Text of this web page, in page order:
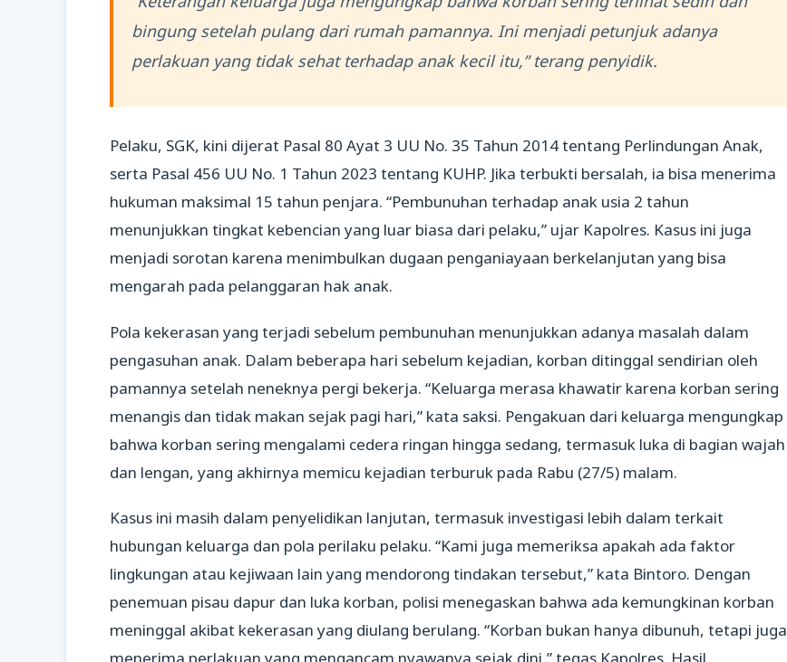
bingung setelah pulang dari rumah pamannya. Ini menjadi petunjuk adanya
perlakuan yang tidak sehat terhadap anak kecil itu,” terang penyidik.
Pelaku, SGK, kini dijerat Pasal 80 Ayat 3 UU No. 35 Tahun 2014 tentang Perlindungan Anak,
serta Pasal 456 UU No. 1 Tahun 2023 tentang KUHP. Jika terbukti bersalah, ia bisa menerima
hukuman maksimal 15 tahun penjara. “Pembunuhan terhadap anak usia 2 tahun
menunjukkan tingkat kebencian yang luar biasa dari pelaku,” ujar Kapolres. Kasus ini juga
menjadi sorotan karena menimbulkan dugaan penganiayaan berkelanjutan yang bisa
mengarah pada pelanggaran hak anak.
Pola kekerasan yang terjadi sebelum pembunuhan menunjukkan adanya masalah dalam
pengasuhan anak. Dalam beberapa hari sebelum kejadian, korban ditinggal sendirian oleh
pamannya setelah neneknya pergi bekerja. “Keluarga merasa khawatir karena korban sering
menangis dan tidak makan sejak pagi hari,” kata saksi. Pengakuan dari keluarga mengungkap
bahwa korban sering mengalami cedera ringan hingga sedang, termasuk luka di bagian wajah
dan lengan, yang akhirnya memicu kejadian terburuk pada Rabu (27/5) malam.
Kasus ini masih dalam penyelidikan lanjutan, termasuk investigasi lebih dalam terkait
hubungan keluarga dan pola perilaku pelaku. “Kami juga memeriksa apakah ada faktor
lingkungan atau kejiwaan lain yang mendorong tindakan tersebut,” kata Bintoro. Dengan
penemuan pisau dapur dan luka korban, polisi menegaskan bahwa ada kemungkinan korban
meninggal akibat kekerasan yang diulang berulang. “Korban bukan hanya dibunuh, tetapi juga